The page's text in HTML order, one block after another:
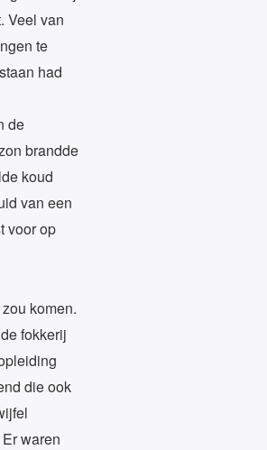
Veel van
te
had
de
brandde
koud
van een
voor op
komen.
fokkerij
die ook
waren